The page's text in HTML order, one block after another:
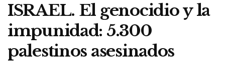
ISRAEL. El genocidio y la
impunidad: 5.300
palestinos asesinados